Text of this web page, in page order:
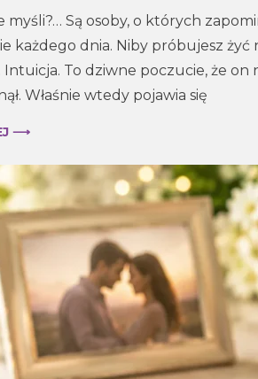
on
o
myśli?
Tarot
niż
myślisz
myśli?… Są osoby, o których
każdego dnia. Niby próbujesz żyć
Intuicja. To dziwne poczucie, że
Właśnie wtedy pojawia się
⟶